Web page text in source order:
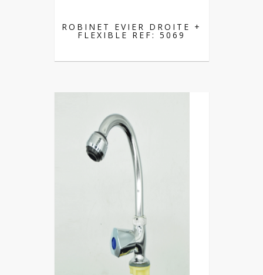
ROBINET EVIER DROITE +
FLEXIBLE REF: 5069